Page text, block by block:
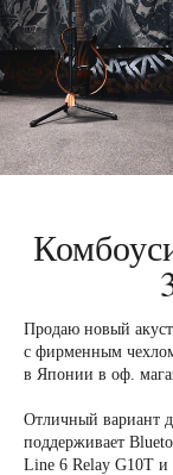
Продаю новый
с фирменным
в Японии в оф.
Отличный вариант
поддерживает
Line 6 Relаy G10Т и